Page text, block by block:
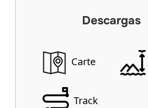
Descargas
Carte
Track